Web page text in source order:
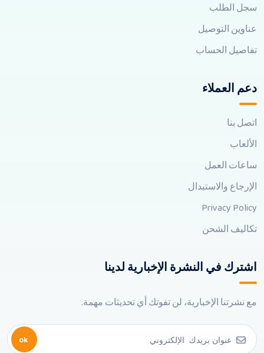
سجل الطلب
عناوين التوصيل
تفاصيل الحساب
دعم العملاء
اتصل بنا
الألعاب
ساعات العمل
الإرجاع والاستبدال
Privacy Policy
تكاليف الشحن
اشترك في النشرة الإخبارية لدينا
مع نشرتنا الإخبارية، لن تفوتك أي تحديثات مهمة.
ok